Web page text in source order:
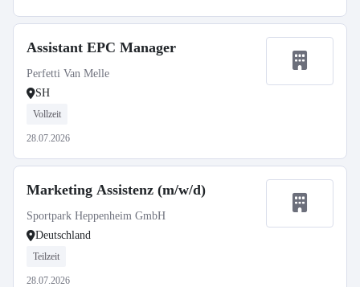
Assistant EPC Manager
Perfetti Van Melle
SH
Vollzeit
28.07.2026
Marketing Assistenz (m/w/d)
Sportpark Heppenheim GmbH
Deutschland
Teilzeit
28.07.2026